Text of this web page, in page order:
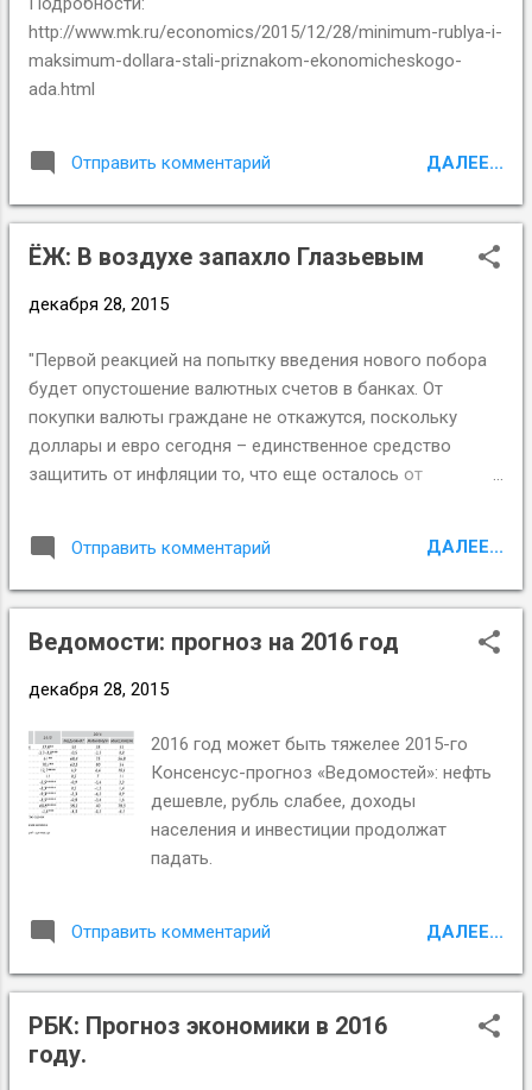
http://www.mk.ru/economics/2015/12/28/minimum-rublya-i-
maksimum-dollara-stali-priznakom-ekonomicheskogo-
ada.html
Отправить комментарий ДАЛЕЕ...
ЁЖ: В воздухе запахло Глазьевым
декабря 28, 2015
"Первой реакцией на попытку введения нового побора
будет опустошение валютных счетов в банках. От
покупки валюты граждане не откажутся, поскольку
доллары и евро сегодня – единственное средство
защитить от инфляции то, что еще осталось от
валютообменных операций, введенные Банком России
за несколько дней до Нового года, на фоне очередного
свидетельством того, что власти, в качестве запасного
рассматривают возможность прибегнуть к рецептам
советника Путина Сергея Глазьева . Он давно
предлагает ограничить оборот иностранной валюты на
территории страны и зафиксировать курс доллара и
евро на достаточно длительный срок. Если это
произойдет, в Россию вернутся такие подзабытые
многими понятия, как «валютчик» и «черный рынок»."
Отправить комментарий ДАЛЕЕ...
Ведомости: прогноз на 2016 год
декабря 28, 2015
2016 год может быть тяжелее 2015-го
Консенсус-прогноз «Ведомостей»: нефть
дешевле, рубль слабее, доходы
населения и инвестиции продолжат
падать.
Отправить комментарий ДАЛЕЕ...
РБК: Прогноз экономики в 2016
году.